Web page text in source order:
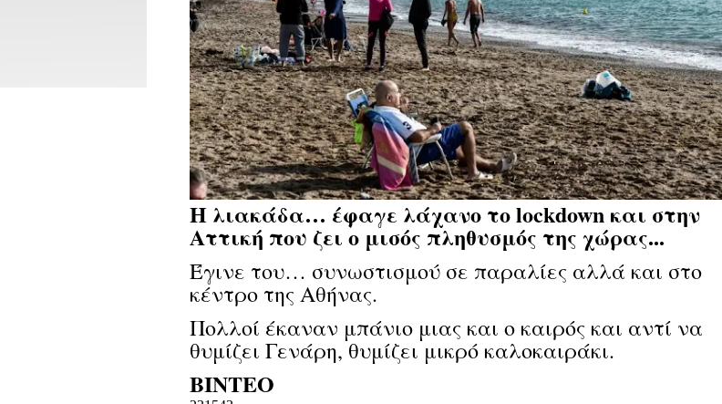
Η λιακάδα… έφαγε λάχανο το lockdown και στην
Αττική που ζει ο μισός πληθυσμός της χώρας...
Έγινε του… συνωστισμού σε παραλίες αλλά και στο
κέντρο της Αθήνας.
Πολλοί έκαναν μπάνιο μιας και ο καιρός και αντί να
θυμίζει Γενάρη, θυμίζει μικρό καλοκαιράκι.
ΒΙΝΤΕΟ